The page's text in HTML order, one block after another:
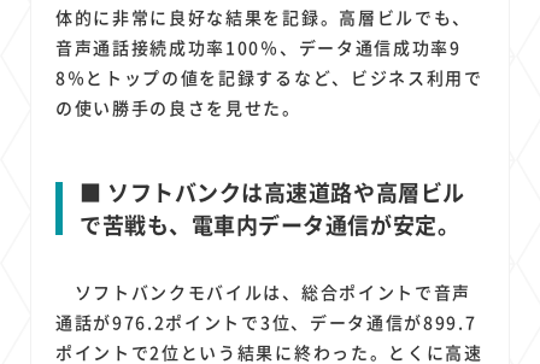
体的に非常に良好な結果を記録。高層ビルでも、
音声通話接続成功率100％、データ通信成功率9
8％とトップの値を記録するなど、ビジネス利用で
の使い勝手の良さを見せた。
■ ソフトバンクは高速道路や高層ビル
で苦戦も、電車内データ通信が安定。
ソフトバンクモバイルは、総合ポイントで音声
通話が976.2ポイントで3位、データ通信が899.7
ポイントで2位という結果に終わった。とくに高速